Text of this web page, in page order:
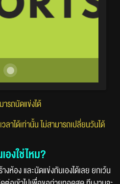
รถนัดแข่งได้
าได้เท่านั้น ไม่สามารถเปลี่ยนวันได้
องใช่ไหม?
ห้อง และนัดแข่งกันเองได้เลย ยกเว้น